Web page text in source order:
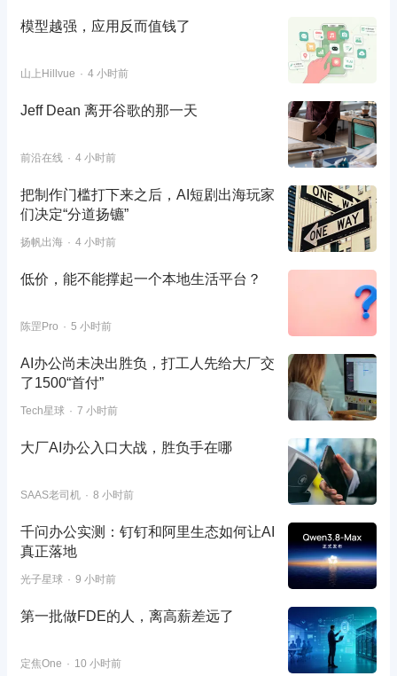
模型越强，应用反而值钱了
山上Hillvue 4 小时前
Jeff Dean 离开谷歌的那一天
前沿在线 4 小时前
把制作门槛打下来之后，AI短剧出海玩家
们决定“分道扬镳”
扬帆出海 4 小时前
低价，能不能撑起一个本地生活平台？
陈罡Pro 5 小时前
AI办公尚未决出胜负，打工人先给大厂交
了1500“首付”
Tech星球 7 小时前
大厂AI办公入口大战，胜负手在哪
SAAS老司机 8 小时前
千问办公实测：钉钉和阿里生态如何让AI
真正落地
光子星球 9 小时前
第一批做FDE的人，离高薪差远了
定焦One 10 小时前